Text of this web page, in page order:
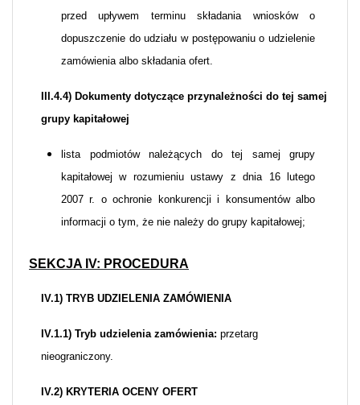
przed upływem terminu składania wniosków o
dopuszczenie do udziału w postępowaniu o udzielenie
zamówienia albo składania ofert.
III.4.4) Dokumenty dotyczące przynależności do tej samej
grupy kapitałowej
lista podmiotów należących do tej samej grupy
kapitałowej w rozumieniu ustawy z dnia 16 lutego
2007 r. o ochronie konkurencji i konsumentów albo
informacji o tym, że nie należy do grupy kapitałowej;
SEKCJA IV: PROCEDURA
IV.1) TRYB UDZIELENIA ZAMÓWIENIA
IV.1.1) Tryb udzielenia zamówienia: przetarg
nieograniczony.
IV.2) KRYTERIA OCENY OFERT